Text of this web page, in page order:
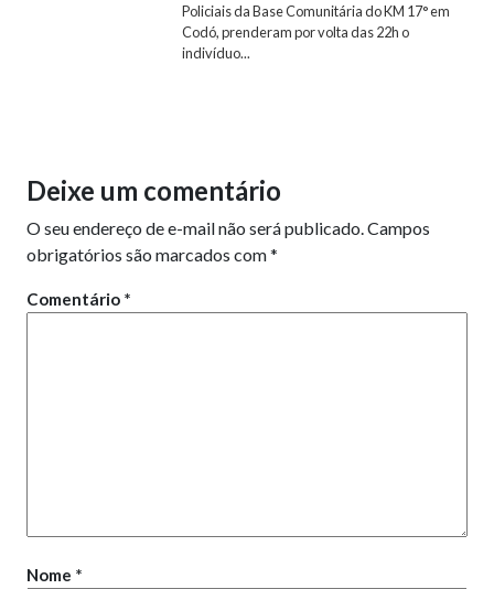
Policiais da Base Comunitária do KM 17° em
Codó, prenderam por volta das 22h o
indivíduo...
Deixe um comentário
O seu endereço de e-mail não será publicado.Campos
obrigatórios são marcados com*
Comentário *
Nome *